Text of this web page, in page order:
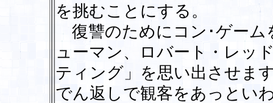
を挑むことにする。
復讐のためにコン･ゲーム
ューマン、ロバート・レッ
ティング」を思い出させま
でん返しで観客をあっとい